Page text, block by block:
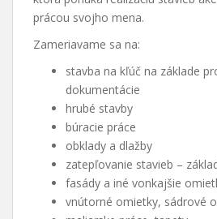
prácou svojho mena.
Zameriavame sa na:
stavba na kľúč na základe
dokumentácie
hrubé stavby
búracie práce
obklady a dlažby
zatepľovanie stavieb –
fasády a iné vonkajšie
vnútorné omietky, sádrové